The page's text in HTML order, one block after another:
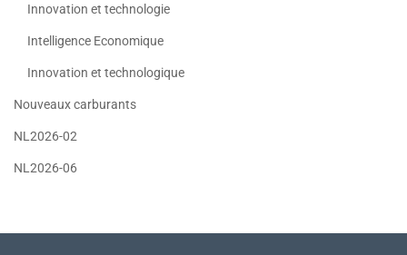
Innovation et technologie
Intelligence Economique
Innovation et technologique
Nouveaux carburants
NL2026-02
NL2026-06